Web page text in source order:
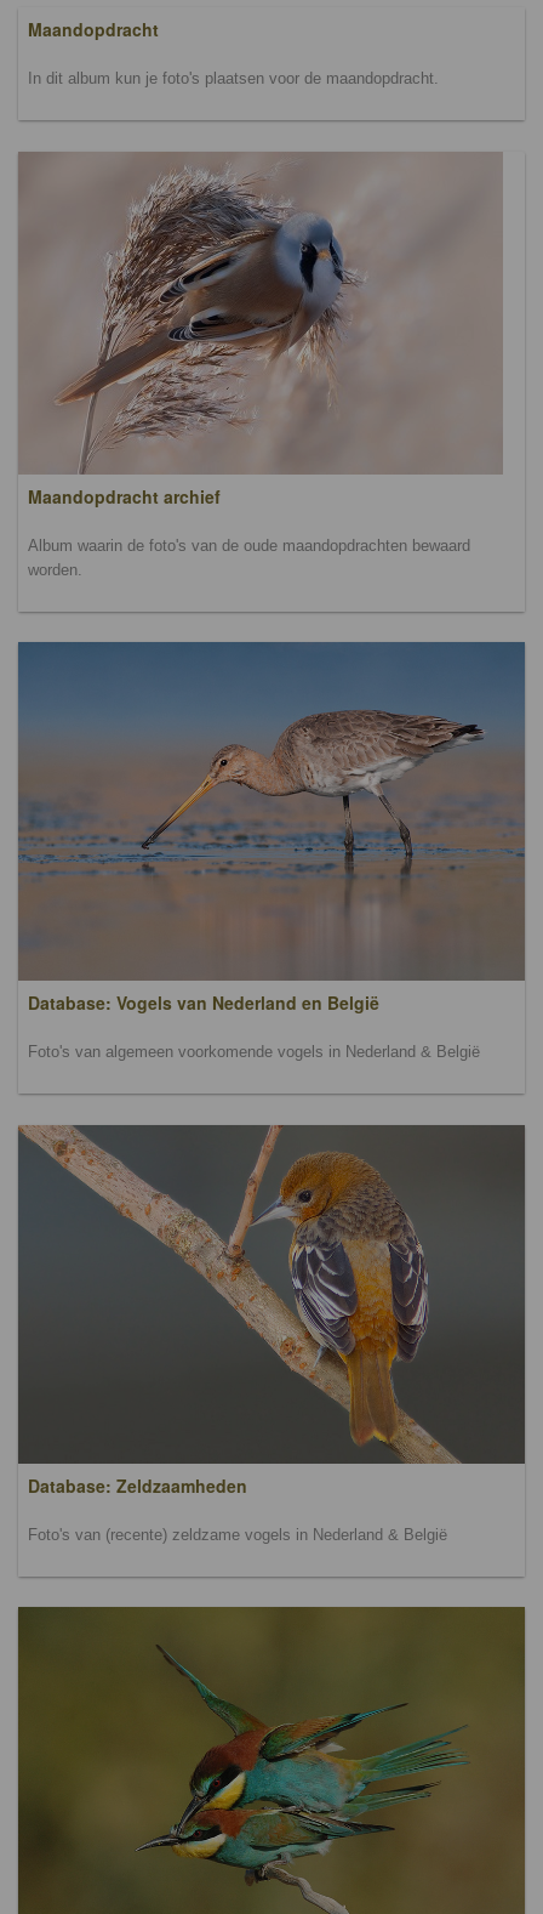
Maandopdracht
In dit album kun je foto's plaatsen voor de maandopdracht.
Maandopdracht archief
Album waarin de foto's van de oude maandopdrachten bewaard
worden.
Database: Vogels van Nederland en België
Foto's van algemeen voorkomende vogels in Nederland & België
Database: Zeldzaamheden
Foto's van (recente) zeldzame vogels in Nederland & België